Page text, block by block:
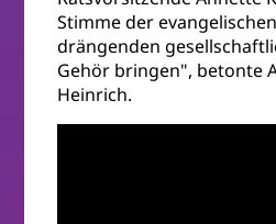
Stimme der
drängenden
Gehör bringen", betonte
Heinrich.